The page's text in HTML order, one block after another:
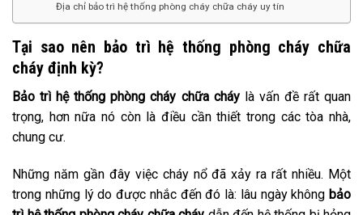
Địa chỉ bảo trì hệ thống phòng cháy chữa cháy uy tín
Tại sao nên bảo trì hệ thống phòng cháy chữa
cháy định kỳ?
Bảo trì hệ thống phòng cháy chữa cháy là vấn đề rất quan
trọng, hơn nữa nó còn là điều cần thiết trong các tòa nhà,
chung cư.
Những năm gần đây việc cháy nổ đã xảy ra rất nhiều. Một
trong những lý do được nhắc đến đó là: lâu ngày không bảo